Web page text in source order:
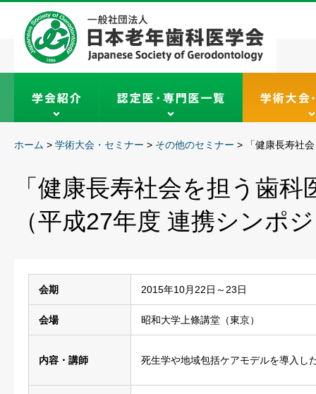
ホーム > 学術大会・セミナー > その他のセミナー > 「健康長寿社
「健康長寿社会を担う歯
（平成27年度 連携シンポ
会期 2015年10月22日～23日
会場 昭和大学上條講堂（東京）
内容・講師 死生学や地域包括ケアモデルを導入し